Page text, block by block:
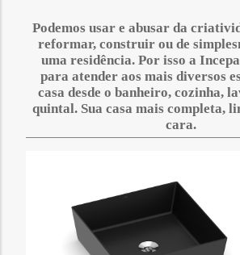
Podemos usar e abusar da
reformar, construir ou de
uma residência. Por isso a
para atender aos mais diversos
casa desde o banheiro, cozinha,
quintal. Sua casa mais completa,
cara.